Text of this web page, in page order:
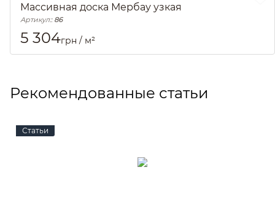
Массивная доска Мербау узкая
Артикул:: 86
5 304грн / м²
Рекомендованные статьи
Статьи